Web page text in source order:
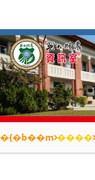
到
主
要
內
容
區
�{�b��m ����